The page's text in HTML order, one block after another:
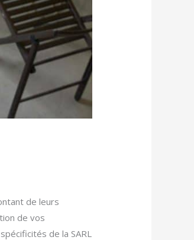
de leurs
de vos
de la SARL